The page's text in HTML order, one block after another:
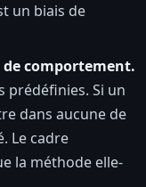
un biais de
de comportement.
prédéfinies. Si un
dans aucune de
Le cadre
la méthode elle-